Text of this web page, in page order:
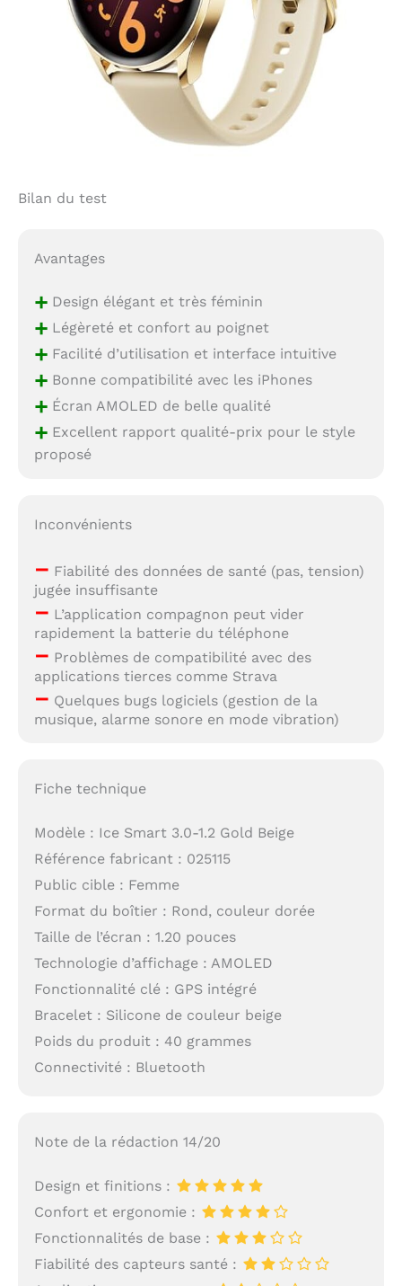
Bilan du test
Avantages
+Design élégant et très féminin
+Légèreté et confort au poignet
+Facilité d’utilisation et interface intuitive
+Bonne compatibilité avec les iPhones
+Écran AMOLED de belle qualité
+Excellent rapport qualité-prix pour le style
proposé
Inconvénients
– Fiabilité des données de santé (pas, tension)
jugée insuffisante
– L’application compagnon peut vider
rapidement la batterie du téléphone
– Problèmes de compatibilité avec des
applications tierces comme Strava
– Quelques bugs logiciels (gestion de la
musique, alarme sonore en mode vibration)
Fiche technique
Modèle : Ice Smart 3.0-1.2 Gold Beige
Référence fabricant : 025115
Public cible : Femme
Format du boîtier : Rond, couleur dorée
Taille de l’écran : 1.20 pouces
Technologie d’affichage : AMOLED
Fonctionnalité clé : GPS intégré
Bracelet : Silicone de couleur beige
Poids du produit : 40 grammes
Connectivité : Bluetooth
Note de la rédaction 14/20
Design et finitions :
Confort et ergonomie :
Fonctionnalités de base :
Fiabilité des capteurs santé :